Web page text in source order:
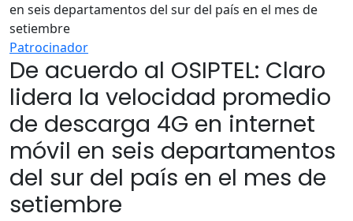
en seis departamentos del sur del país en el mes de
setiembre
Patrocinador
De acuerdo al OSIPTEL: Claro
lidera la velocidad promedio
de descarga 4G en internet
móvil en seis departamentos
del sur del país en el mes de
setiembre